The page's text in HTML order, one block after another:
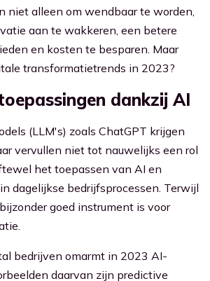
niet alleen om wendbaar te worden,
aan te wakkeren, een betere
en kosten te besparen. Maar
transformatietrends in 2023?
dankzij AI
(LLM's) zoals ChatGPT krijgen
vervullen niet tot nauwelijks een rol
het toepassen van AI en
dagelijkse bedrijfsprocessen. Terwijl
goed instrument is voor
bedrijven omarmt in 2023 AI-
daarvan zijn predictive